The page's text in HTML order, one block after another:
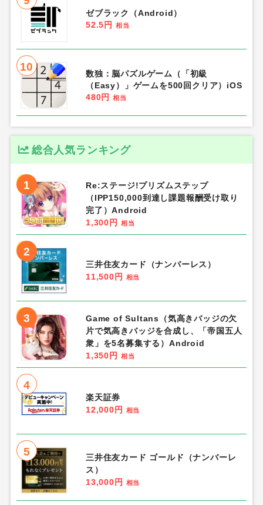
ゼブラック（Android）
52.5円
相当
10
数独：脳パズルゲーム（「初級
（Easy）」ゲームを500回クリア）iOS
480円
相当
総合人気ランキング
1
Re:ステージ!プリズムステップ
（IPP150,000到達し課題報酬受け取り
完了）Android
1,300円
相当
2
三井住友カード（ナンバーレス）
11,500円
相当
3
Game of Sultans（気高きバッジの欠
片で気高きバッジを合成し、「帝国五人
衆」を5名募集する）Android
1,350円
相当
4
楽天証券
12,000円
相当
5
三井住友カード ゴールド（ナンバーレ
ス）
13,000円
相当